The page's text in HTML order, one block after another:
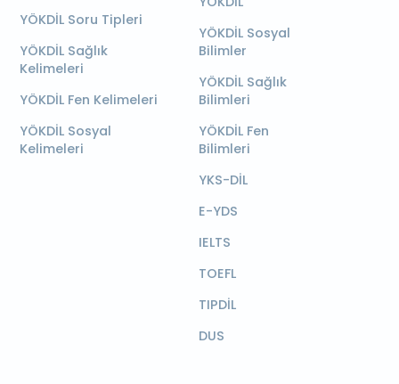
YÖKDİL Soru Tipleri
YÖKDİL Sağlık
Kelimeleri
YÖKDİL Fen Kelimeleri
YÖKDİL Sosyal
Kelimeleri
YÖKDİL Sosyal
Bilimler
YÖKDİL Sağlık
Bilimleri
YÖKDİL Fen
Bilimleri
YKS-DİL
E-YDS
IELTS
TOEFL
TIPDİL
DUS